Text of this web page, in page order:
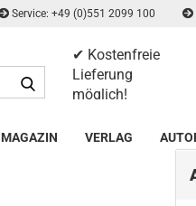
Service: +49 (0)551 2099 100
Suche...
✔ Kostenfreie
Lieferung
möglich!
Rückgaberecht
MAGAZIN VERLAG